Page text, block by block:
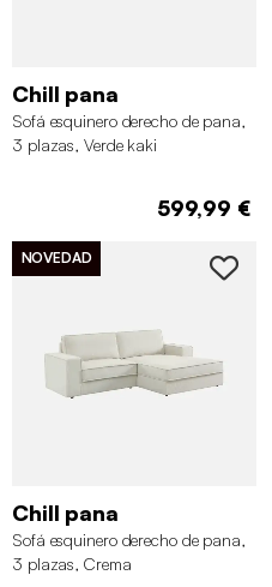
Chill pana
Sofá esquinero derecho de pana,
3 plazas, Verde kaki
599,99 €
NOVEDAD
Chill pana
Sofá esquinero derecho de pana,
3 plazas, Crema